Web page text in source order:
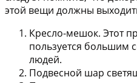
этой вещи должны
Кресло-мешок. Этот
пользуется большим
людей.
Подвесной шар